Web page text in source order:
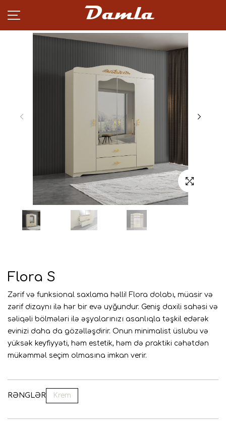
Damla
HAQQIMIZDA
ƏLAQƏ
Flora S
Zərif və funksional saxlama həlli! Flora dolabı, müasir və
zərif dizaynı ilə hər bir evə uyğundur. Geniş daxili sahəsi və
səliqəli bölmələri ilə əşyalarınızı asanlıqla təşkil edərək
evinizi daha da gözəlləşdirir. Onun minimalist üslubu və
yüksək keyfiyyəti, həm estetik, həm də praktiki cəhətdən
mükəmməl seçim olmasına imkan verir.
RƏNGLƏR Krem